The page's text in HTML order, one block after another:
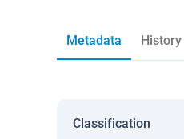
Metadata History
Classification